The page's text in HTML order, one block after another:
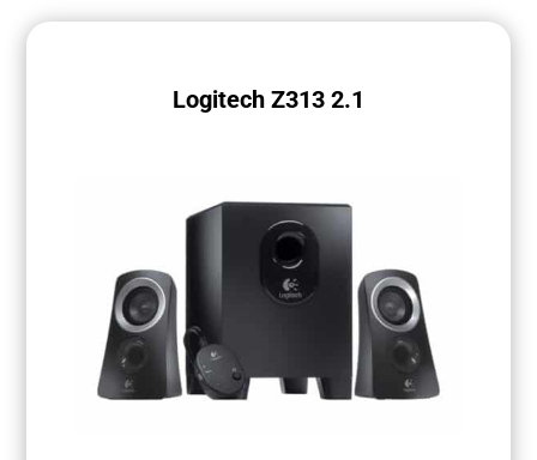
Logitech Z313 2.1